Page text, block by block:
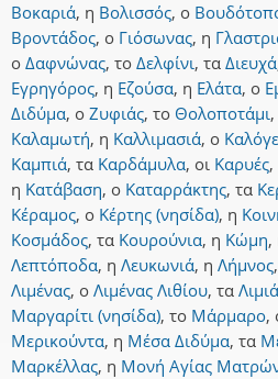
Βοκαριά, η Βολισσός, ο
Βροντάδος, ο Γιόσωνας, η
ο Δαφνώνας, το Δελφίνι, τα Διευχά
Εγρηγόρος, η Εζούσα, η Ελάτα, ο
Διδύμα, ο Ζυφιάς, το Θολοποτάμι,
Καλαμωτή, η Καλλιμασιά, ο
Καμπιά, τα Καρδάμυλα, οι Καρυές,
η Κατάβαση, ο Καταρράκτης, τα
Κέραμος, ο Κέρτης (νησίδα), η
Κοσμάδος, τα Κουρούνια, η Κώμη,
Λεπτόποδα, η Λευκωνιά, η Λήμνος,
Λιμένας, ο Λιμένας Λιθίου, τα Λιμιά
Μαργαρίτι (νησίδα), το Μάρμαρο,
Μερικούντα, η Μέσα Διδύμα, τα
Μαρκέλλας, η Μονή Αγίας